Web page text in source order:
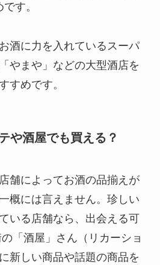
す。
酒に力を入れているスーパ
やまや」などの大型酒店を
すめです。
や酒屋でも買える？
舗によってお酒の品揃えが
概には言えません。珍しい
いる店舗なら、出会える可
「酒屋」さん（リカーショ
新しい商品や話題の商品を